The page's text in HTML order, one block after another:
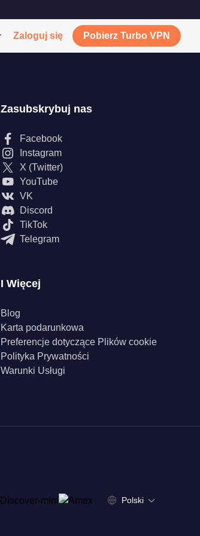
Zaloguj się Pobierz Turbo VPN
Zasubskrybuj nas
Facebook
Instagram
X (Twitter)
YouTube
VK
Discord
TikTok
Telegram
I Więcej
Blog
Karta podarunkowa
Preferencje dotyczące Plików cookie
Polityka Prywatności
Warunki Usługi
Polski